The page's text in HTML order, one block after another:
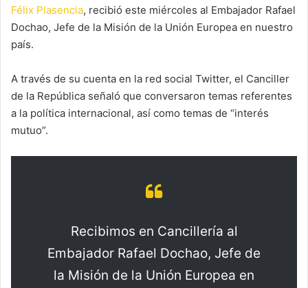
Félix Plasencia, recibió este miércoles al Embajador Rafael
Dochao, Jefe de la Misión de la Unión Europea en nuestro
país.
A través de su cuenta en la red social Twitter, el Canciller
de la República señaló que conversaron temas referentes
a la política internacional, así como temas de “interés
mutuo”.
Recibimos en Cancillería al
Embajador Rafael Dochao, Jefe de
la Misión de la Unión Europea en